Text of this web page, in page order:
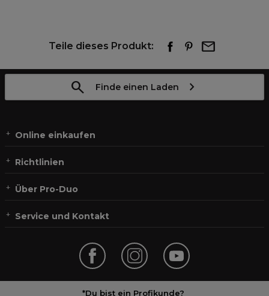
Teile dieses Produkt:
Finde einen Laden
Online einkaufen
Richtlinien
Über Pro-Duo
Service und Kontakt
*Du bist ein Profikunde?